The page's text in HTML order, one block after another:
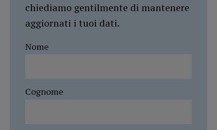
chiediamo gentilmente di mantenere
aggiornati i tuoi dati.
Nome
Cognome